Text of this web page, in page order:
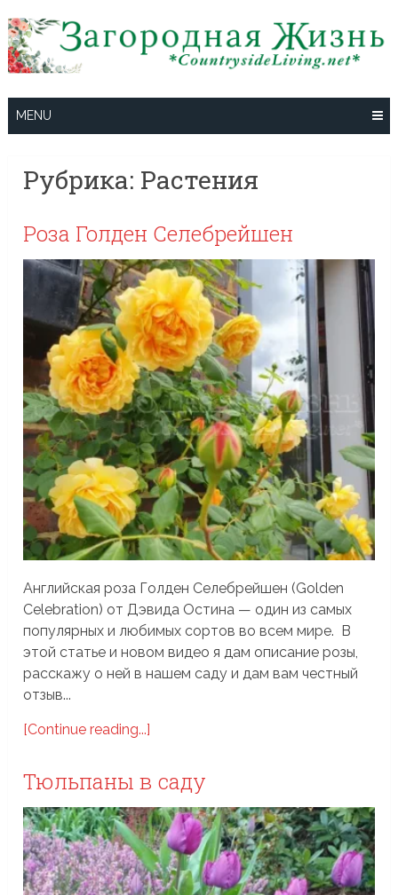
to
content
MENU
Рубрика: Растения
Роза Голден Селебрейшен
Английская роза Голден Селебрейшен (Golden
Celebration) от Дэвида Остина — один из самых
популярных и любимых сортов во всем мире. В
этой статье и новом видео я дам описание розы,
расскажу о ней в нашем саду и дам вам честный
отзыв...
[Continue reading...]
Тюльпаны в саду